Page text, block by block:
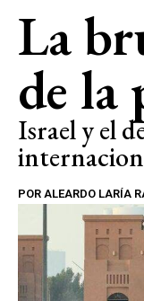
La
de la
Israel y el
POR ALEARDO LARÍA